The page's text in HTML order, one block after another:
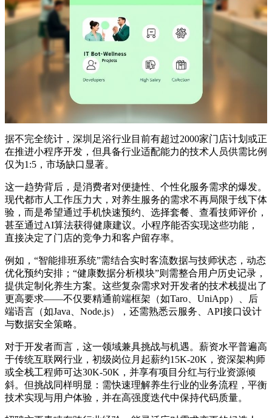
据不完全统计，深圳足浴行业目前有超过2000家门店计划或正
在推进小程序开发，但具备行业适配能力的技术人员供需比例
仅为1:5，市场缺口显著。
这一趋势背后，是消费者对便捷性、个性化服务需求的爆发。
现代都市人工作压力大，对养生服务的需求不再局限于线下体
验，而是希望通过手机快速预约、选择套餐、查看技师评价，
甚至通过AI算法获得健康建议。小程序能否实现这些功能，
直接决定了门店的竞争力和客户留存率。
例如，“智能排班系统”需结合实时客流数据与技师状态，动态
优化预约安排；“健康数据分析模块”则需整合用户历史记录，
提供定制化养生方案。这些复杂需求对开发者的技术栈提出了
更高要求——不仅要精通前端框架（如Taro、UniApp）、后
端语言（如Java、Node.js），还需熟悉云服务、API接口设计
与数据安全策略。
对于开发者而言，这一领域兼具挑战与机遇。薪资水平普遍高
于传统互联网行业，初级岗位月起薪约15K-20K，资深架构师
或全栈工程师可达30K-50K，并享有项目分红与行业资源倾
斜。但挑战同样明显：需快速理解养生行业的业务流程，平衡
技术实现与用户体验，并在高强度迭代中保持代码质量。